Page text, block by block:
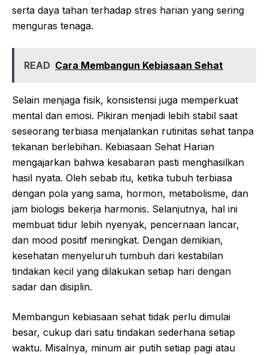
serta daya tahan terhadap stres harian yang sering
menguras tenaga.
READ Cara Membangun Kebiasaan Sehat
Selain menjaga fisik, konsistensi juga memperkuat
mental dan emosi. Pikiran menjadi lebih stabil saat
seseorang terbiasa menjalankan rutinitas sehat tanpa
tekanan berlebihan. Kebiasaan Sehat Harian
mengajarkan bahwa kesabaran pasti menghasilkan
hasil nyata. Oleh sebab itu, ketika tubuh terbiasa
dengan pola yang sama, hormon, metabolisme, dan
jam biologis bekerja harmonis. Selanjutnya, hal ini
membuat tidur lebih nyenyak, pencernaan lancar,
dan mood positif meningkat. Dengan demikian,
kesehatan menyeluruh tumbuh dari kestabilan
tindakan kecil yang dilakukan setiap hari dengan
sadar dan disiplin.
Membangun kebiasaan sehat tidak perlu dimulai
besar, cukup dari satu tindakan sederhana setiap
waktu. Misalnya, minum air putih setiap pagi atau